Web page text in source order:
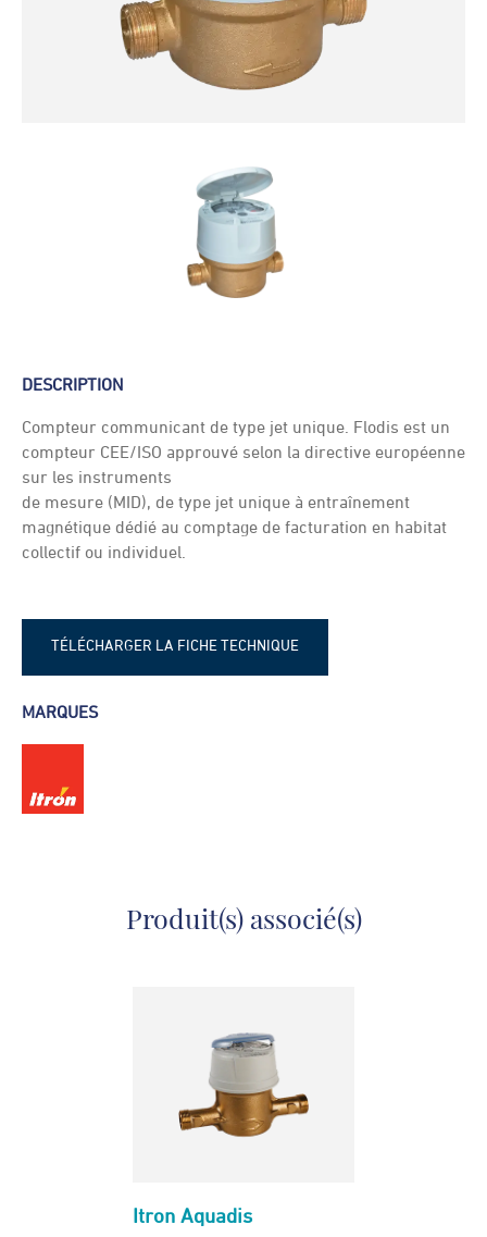
DESCRIPTION
Compteur communicant de type jet unique. Flodis est un
compteur CEE/ISO approuvé selon la directive européenne
sur les instruments
de mesure (MID), de type jet unique à entraînement
magnétique dédié au comptage de facturation en habitat
collectif ou individuel.
TÉLÉCHARGER LA FICHE TECHNIQUE
MARQUES
Produit(s) associé(s)
Itron Aquadis